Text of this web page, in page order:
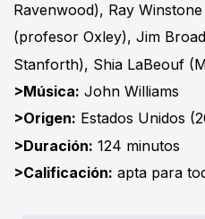
Ravenwood), Ray
(profesor Oxley), Jim
Stanforth), Shia LaBeouf
>Música: John Williams
>Origen: Estados Unidos
>Duración: 124 minutos
>Calificación: apta para